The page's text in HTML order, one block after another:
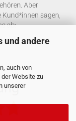
und andere
auch von
Website zu
unserer
Aber
sagen,
ab: